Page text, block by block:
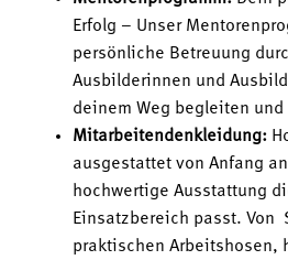
Erfolg – Unser
persönliche Betreuung
Ausbilderinnen und
deinem Weg begleiten
Mitarbeitendenkleidung:
ausgestattet von Anfang
hochwertige Ausstattung
Einsatzbereich passt. Von
praktischen Arbeitshosen,